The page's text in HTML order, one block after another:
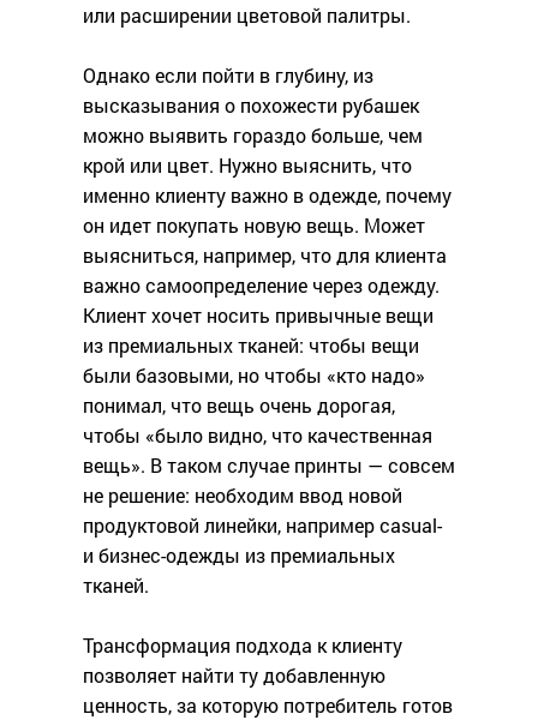
или расширении цветовой палитры.
Однако если пойти в глубину, из
высказывания о похожести рубашек
можно выявить гораздо больше, чем
крой или цвет. Нужно выяснить, что
именно клиенту важно в одежде, почему
он идет покупать новую вещь. Может
выясниться, например, что для клиента
важно самоопределение через одежду.
Клиент хочет носить привычные вещи
из премиальных тканей: чтобы вещи
были базовыми, но чтобы «кто надо»
понимал, что вещь очень дорогая,
чтобы «было видно, что качественная
вещь». В таком случае принты — совсем
не решение: необходим ввод новой
продуктовой линейки, например casual-
и бизнес-одежды из премиальных
тканей.
Трансформация подхода к клиенту
позволяет найти ту добавленную
ценность, за которую потребитель готов